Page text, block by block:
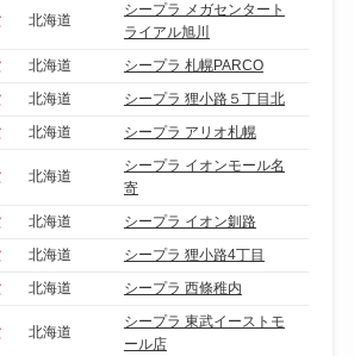
北海道
シープラ メガセンタート
ライアル旭川
北海道
シープラ 札幌PARCO
北海道
シープラ 狸小路５丁目北
北海道 シープラ アリオ札幌
北海道
シープラ イオンモール名
寄
北海道
シープラ イオン釧路
北海道
シープラ 狸小路4丁目
北海道 シープラ 西條稚内
北海道
シープラ 東武イーストモ
ール店